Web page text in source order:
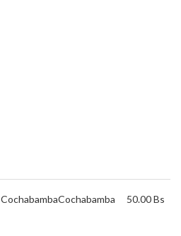
CochabambaCochabamba 50.00 Bs